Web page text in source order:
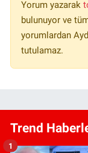
Yorum yazarak
bulunuyor ve
yorumlardan
tutulamaz.
Trend
1